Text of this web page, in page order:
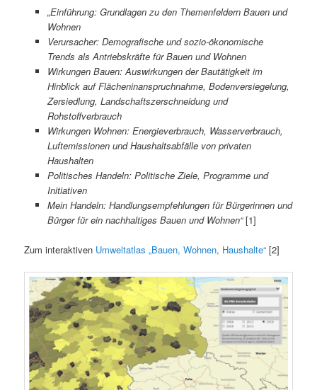
„Einführung: Grundlagen zu den Themenfeldern Bauen und
Wohnen
Verursacher: Demografische und sozio-ökonomische
Trends als Antriebskräfte für Bauen und Wohnen
Wirkungen Bauen: Auswirkungen der Bautätigkeit im
Hinblick auf Flächeninanspruchnahme, Bodenversiegelung,
Zersiedlung, Landschaftszerschneidung und
Rohstoffverbrauch
Wirkungen Wohnen: Energieverbrauch, Wasserverbrauch,
Luftemissionen und Haushaltsabfälle von privaten
Haushalten
Politisches Handeln: Politische Ziele, Programme und
Initiativen
Mein Handeln: Handlungsempfehlungen für Bürgerinnen und
Bürger für ein nachhaltiges Bauen und Wohnen“[1]
Zum interaktiven Umweltatlas „Bauen, Wohnen, Haushalte“ [2]